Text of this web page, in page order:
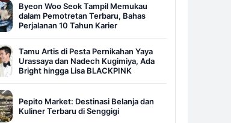
Byeon Woo Seok Tampil Memukau
dalam Pemotretan Terbaru, Bahas
Perjalanan 10 Tahun Karier
Tamu Artis di Pesta Pernikahan Yaya
Urassaya dan Nadech Kugimiya, Ada
Bright hingga Lisa BLACKPINK
Pepito Market: Destinasi Belanja dan
Kuliner Terbaru di Senggigi